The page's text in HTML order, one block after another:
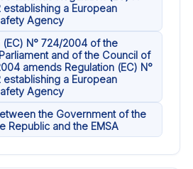
establishing a European
Agency
(EC) N° 724/2004 of the
and of the Council of
amends Regulation (EC) N°
establishing a European
Agency
the Government of the
Republic and the EMSA